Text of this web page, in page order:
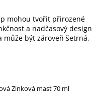
mohou tvořit přirozené
a nadčasový design
může být zároveň šetrná,
Zinková mast 70 ml